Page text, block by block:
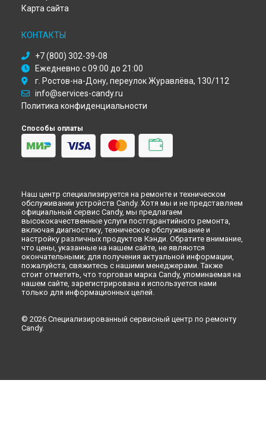
Ремонт кухонной плиты CGG 5601 SBW Candy в
Ремонт кухонной плиты CGG 5601 SBW Candy в
Ремонт кухонной плиты CGG 5601 SBW Candy в
Новокузнецке
Ремонт кухонной плиты CGG 5601 SBW Candy в
Ремонт кухонной плиты CGG 5601 SBW Candy вАстрахани
Ремонт кухонной плиты CGG 5601 SBW Candy в
Набережных Челнах
Карта сайта
КОНТАКТЫ
+7 (800) 302-39-08
Ежедневно с 09:00 до 21:00
г. Ростов-на-Дону, переулок Журавлёва, 130/112
info@services-candy.ru
Политика конфиденциальности
Способы оплаты
Наш центр специализируется на ремонте и техническом
обслуживании устройств Candy. Хотя мы и не представляем
официальный сервис Candy, мы предлагаем
высококачественные услуги постгарантийного ремонта,
включая диагностику, техническое обслуживание и
настройку различных продуктов Кэнди. Обратите внимание,
что цены, указанные на нашем сайте, не являются
окончательными; для получения актуальной информации,
пожалуйста, свяжитесь с нашими менеджерами. Также
стоит отметить, что торговая марка Candy, упоминаемая на
нашем сайте, зарегистрирована и используется нами
только для информационных целей.
© 2026 Специализированный сервисный центр по ремонту
Candy.